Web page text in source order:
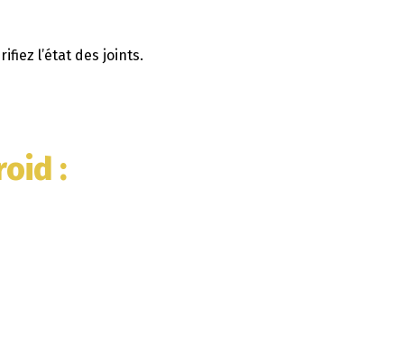
l’état des joints.
: